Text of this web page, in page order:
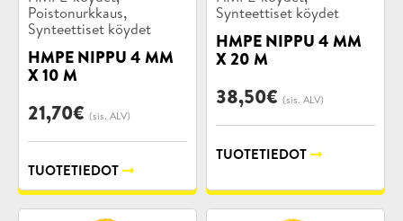
Poistonurkkaus,
Synteettiset köydet
HMPE NIPPU 4 MM
X 10 M
21,70€ (sis. ALV)
TUOTETIEDOT
Synteettiset köydet
HMPE NIPPU 4 MM
X 20 M
38,50€ (sis. ALV)
TUOTETIEDOT